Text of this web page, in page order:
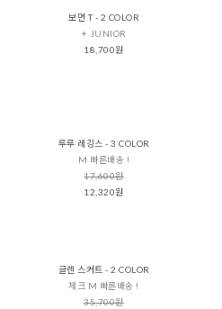
보먼 T - 2 COLOR
+ JUNIOR
18,700원
루루 레깅스 - 3 COLOR
M 빠른배송 !
17,600원
12,320원
글렌 스커트 - 2 COLOR
체크 M 빠른배송 !
35,700원